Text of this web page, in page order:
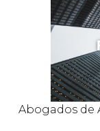
Abogados de